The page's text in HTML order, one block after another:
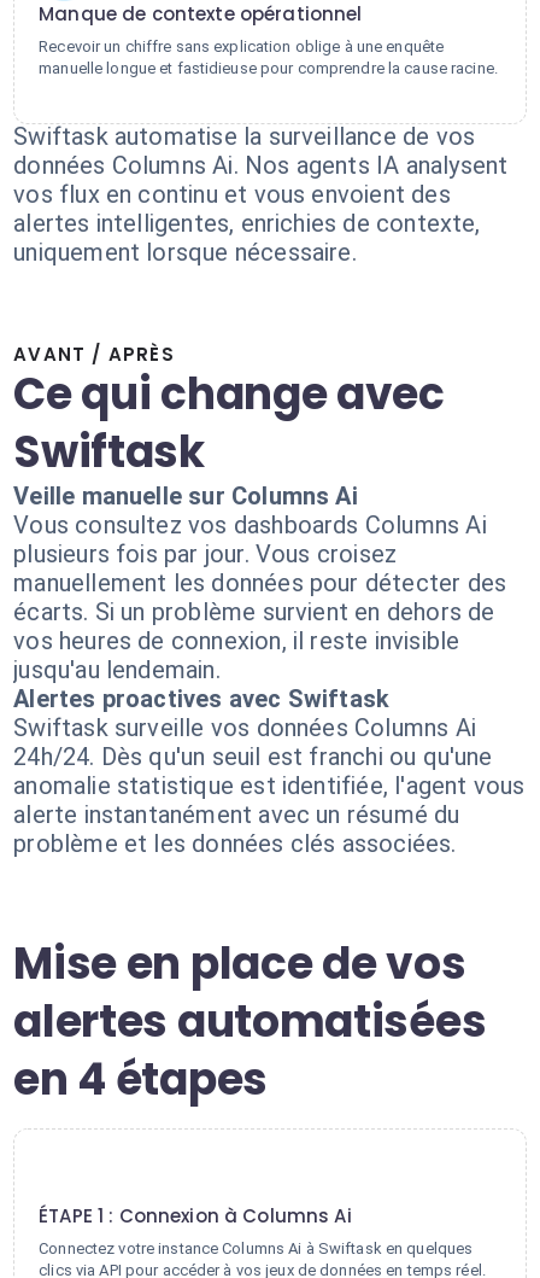
Manque de contexte opérationnel
Recevoir un chiffre sans explication oblige à une enquête
manuelle longue et fastidieuse pour comprendre la cause racine.
Swiftask automatise la surveillance de vos
données Columns Ai. Nos agents IA analysent
vos flux en continu et vous envoient des
alertes intelligentes, enrichies de contexte,
uniquement lorsque nécessaire.
AVANT / APRÈS
Ce qui change avec
Swiftask
Veille manuelle sur Columns Ai
Vous consultez vos dashboards Columns Ai
plusieurs fois par jour. Vous croisez
manuellement les données pour détecter des
écarts. Si un problème survient en dehors de
vos heures de connexion, il reste invisible
jusqu'au lendemain.
Alertes proactives avec Swiftask
Swiftask surveille vos données Columns Ai
24h/24. Dès qu'un seuil est franchi ou qu'une
anomalie statistique est identifiée, l'agent vous
alerte instantanément avec un résumé du
problème et les données clés associées.
Mise en place de vos
alertes automatisées
en 4 étapes
ÉTAPE 1 : Connexion à Columns Ai
Connectez votre instance Columns Ai à Swiftask en quelques
clics via API pour accéder à vos jeux de données en temps réel.